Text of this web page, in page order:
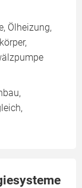
Ölheizung,